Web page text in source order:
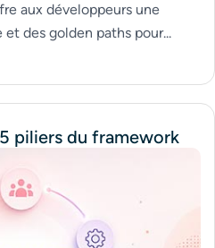
aux développeurs une
des golden paths pour...
piliers du framework